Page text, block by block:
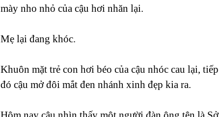
mày nho nhỏ của cậu hơi nhăn lại.
Mẹ lại đang khóc.
Khuôn mặt trẻ con hơi béo của cậu nhóc cau lại, tiếp
đó cậu mở đôi mắt đen nhánh xinh đẹp kia ra.
Hôm nay cậu nhìn thấy một người đàn ông tên là Sở